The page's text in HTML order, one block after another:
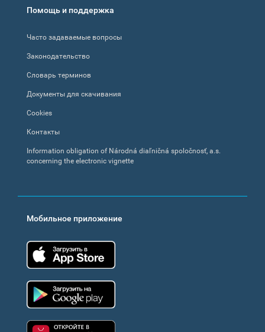
Помощь и поддержка
Часто задаваемые вопросы
Законодательство
Словарь терминов
Документы для скачивания
Cookies
Контакты
Information obligation of Národná diaľničná spoločnosť, a.s.
concerning the electronic vignette
Мобильное приложение